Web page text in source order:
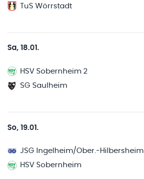
TuS Wörrstadt
Sa, 18.01.
HSV Sobernheim 2
SG Saulheim
So, 19.01.
JSG Ingelheim/Ober.-Hilbersheim
HSV Sobernheim